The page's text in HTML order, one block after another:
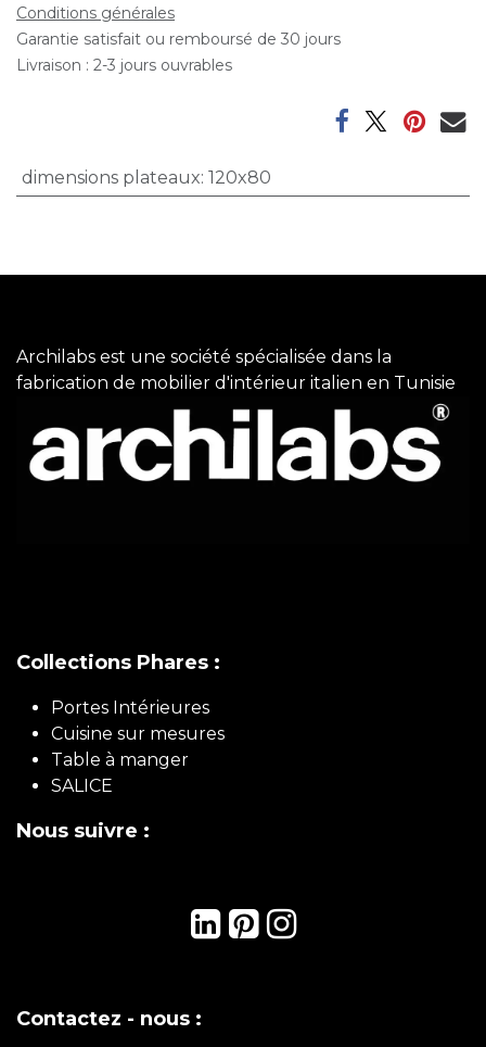
Conditions générales
Garantie satisfait ou remboursé de 30 jours
Livraison : 2-3 jours ouvrables
dimensions plateaux: 120x80
Archilabs est une société spécialisée dans la
fabrication de mobilier d'intérieur italien en Tunisie
Collections Phares :
Portes Intérieures
Cuisine sur mesures
Table à manger
SALICE
Nous suivre :
Contactez - nous :